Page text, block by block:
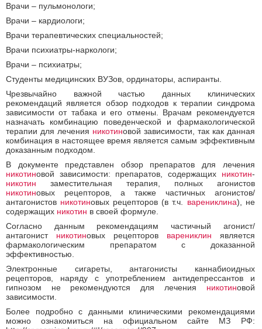
Врачи – пульмонологи;
Врачи – кардиологи;
Врачи терапевтических специальностей;
Врачи психиатры-наркологи;
Врачи – психиатры;
Студенты медицинских ВУЗов, ординаторы, аспиранты.
Чрезвычайно важной частью данных клинических
рекомендаций является обзор подходов к терапии синдрома
зависимости от табака и его отмены. Врачам рекомендуется
назначать комбинацию поведенческой и фармакологической
терапии для лечения никотиновой зависимости, так как данная
комбинация в настоящее время является самым эффективным
доказанным подходом.
В документе представлен обзор препаратов для лечения
никотиновой зависимости: препаратов, содержащих никотин-
никотин заместительная терапия, полных агонистов
никотиновых рецепторов, а также частичных агонистов/
антагонистов никотиновых рецепторов (в т.ч. варениклина), не
содержащих никотин в своей формуле.
Согласно данным рекомендациям частичный агонист/
антагонист никотиновых рецепторов варениклин является
фармакологическим препаратом с доказанной
эффективностью.
Электронные сигареты, антагонисты каннабиоидных
рецепторов, наряду с употреблением антидепрессантов и
гипнозом не рекомендуются для лечения никотиновой
зависимости.
Более подробно с данными клиническими рекомендациями
можно ознакомиться на официальном сайте МЗ РФ: